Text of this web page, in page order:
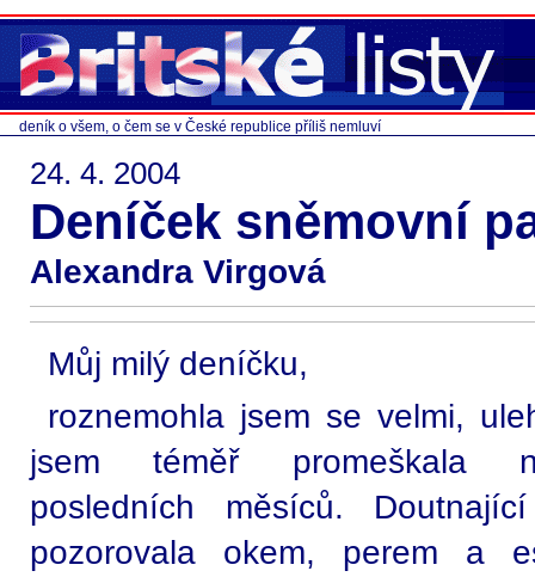
deník o všem, o čem se v České republice příliš nemluví
24. 4. 2004
Deníček sněmovní
Alexandra Virgová
Můj milý deníčku,
roznemohla jsem se velmi,
jsem téměř promeškala
posledních měsíců.
pozorovala okem, perem a